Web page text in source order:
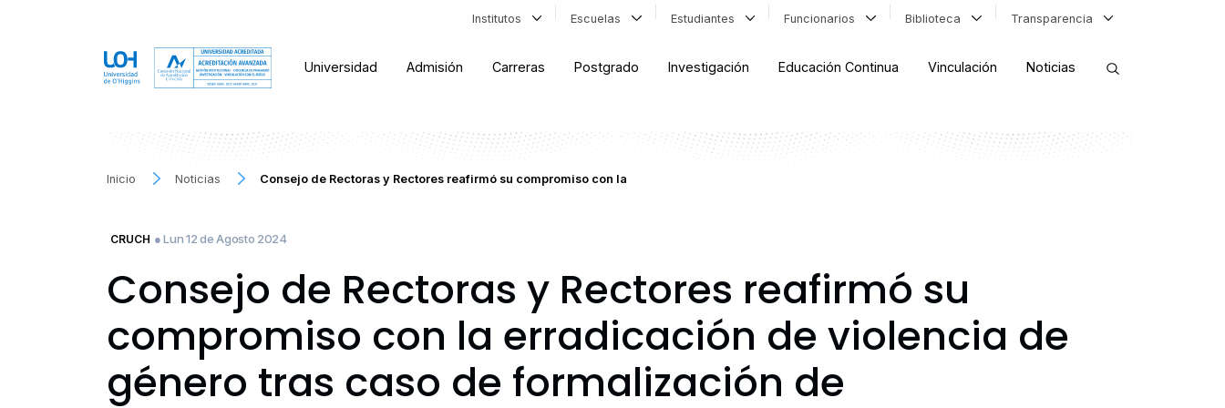
Institutos Escuelas Estudiantes Funcionarios Biblioteca Transparencia
Universidad Admisión Carreras Postgrado Investigación Educación Continua Vinculación Noticias
Inicio Noticias Consejo de Rectoras y Rectores reafirmó su compromiso con la
CRUCH ● Lun 12 de Agosto 2024
Consejo de Rectoras y Rectores reafirmó su
compromiso con la erradicación de violencia de
género tras caso de formalización de